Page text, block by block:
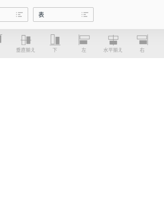
表
垂直揃え 下 左 水平揃え 右